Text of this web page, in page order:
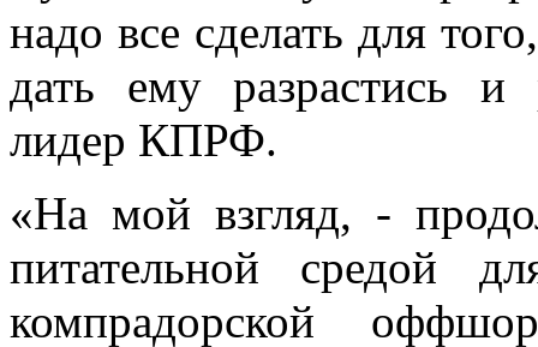
надо все сделать для
дать ему разрастись и
лидер КПРФ.
«На мой взгляд, -
питательной средой
компрадорской